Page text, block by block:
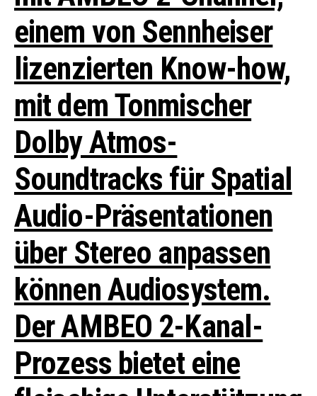
einem von Sennheiser
lizenzierten Know-how,
mit dem Tonmischer
Dolby Atmos-
Soundtracks für Spatial
Audio-Präsentationen
über Stereo anpassen
können Audiosystem.
Der AMBEO 2-Kanal-
Prozess bietet eine